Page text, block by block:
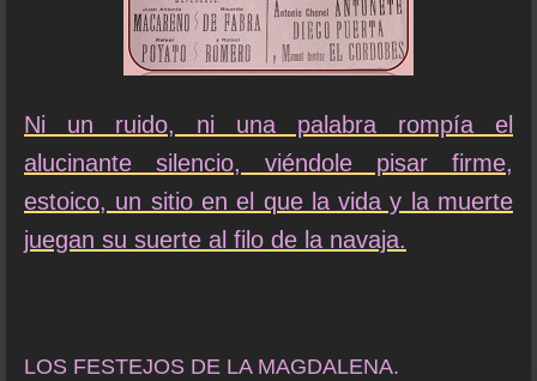
Ni un ruido, ni una palabra rompía el
alucinante silencio, viéndole pisar firme,
estoico, un sitio en el que la vida y la muerte
juegan su suerte al filo de la navaja.
LOS FESTEJOS DE LA MAGDALENA.